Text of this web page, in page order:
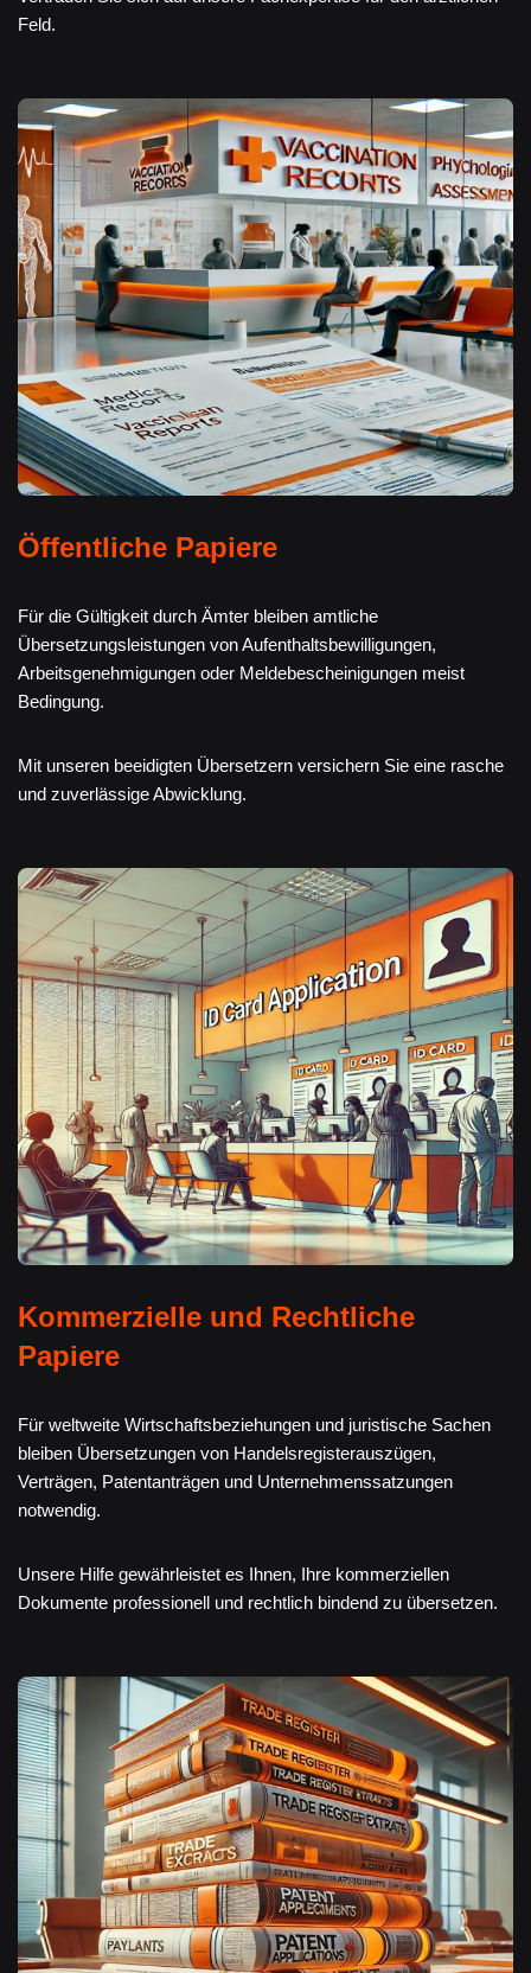
Feld.
Öffentliche Papiere
Für die Gültigkeit durch Ämter bleiben amtliche
Übersetzungsleistungen von Aufenthaltsbewilligungen,
Arbeitsgenehmigungen oder Meldebescheinigungen meist
Bedingung.
Mit unseren beeidigten Übersetzern versichern Sie eine rasche
und zuverlässige Abwicklung.
Kommerzielle und Rechtliche
Papiere
Für weltweite Wirtschaftsbeziehungen und juristische Sachen
bleiben Übersetzungen von Handelsregisterauszügen,
Verträgen, Patentanträgen und Unternehmenssatzungen
notwendig.
Unsere Hilfe gewährleistet es Ihnen, Ihre kommerziellen
Dokumente professionell und rechtlich bindend zu übersetzen.